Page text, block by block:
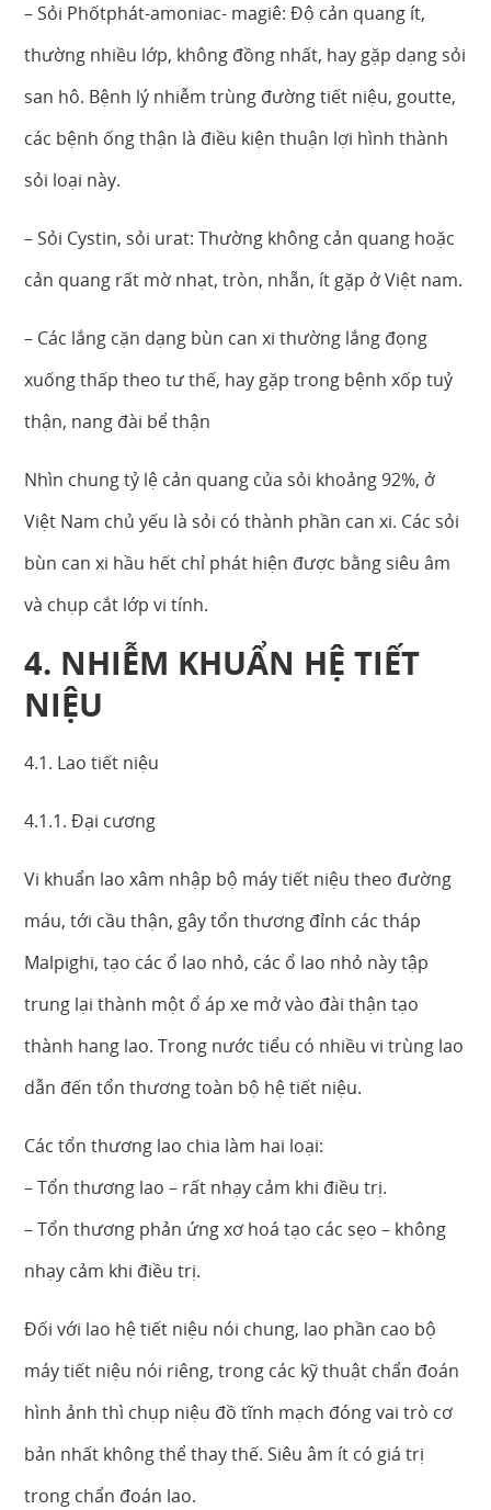
– Sỏi Phốtphát-amoniac- magiê: Độ cản quang ít,
thường nhiều lớp, không đồng nhất, hay gặp dạng sỏi
san hô. Bệnh lý nhiễm trùng đường tiết niệu, goutte,
các bệnh ống thận là điều kiện thuận lợi hình thành
sỏi loại này.
– Sỏi Cystin, sỏi urat: Thường không cản quang hoặc
cản quang rất mờ nhạt, tròn, nhẵn, ít gặp ở Việt nam.
– Các lắng cặn dạng bùn can xi thường lắng đọng
xuống thấp theo tư thế, hay gặp trong bệnh xốp tuỷ
thận, nang đài bể thận
Nhìn chung tỷ lệ cản quang của sỏi khoảng 92%, ở
Việt Nam chủ yếu là sỏi có thành phần can xi. Các sỏi
bùn can xi hầu hết chỉ phát hiện được bằng siêu âm
và chụp cắt lớp vi tính.
4. NHIỄM KHUẨN HỆ TIẾT
NIỆU
4.1. Lao tiết niệu
4.1.1. Đại cương
Vi khuẩn lao xâm nhập bộ máy tiết niệu theo đường
máu, tới cầu thận, gây tổn thương đỉnh các tháp
Malpighi, tạo các ổ lao nhỏ, các ổ lao nhỏ này tập
trung lại thành một ổ áp xe mở vào đài thận tạo
thành hang lao. Trong nước tiểu có nhiều vi trùng lao
dẫn đến tổn thương toàn bộ hệ tiết niệu.
Các tổn thương lao chia làm hai loại:
– Tổn thương lao – rất nhạy cảm khi điều trị.
– Tổn thương phản ứng xơ hoá tạo các sẹo – không
nhạy cảm khi điều trị.
Đối với lao hệ tiết niệu nói chung, lao phần cao bộ
máy tiết niệu nói riêng, trong các kỹ thuật chẩn đoán
hình ảnh thì chụp niệu đồ tĩnh mạch đóng vai trò cơ
bản nhất không thể thay thế. Siêu âm ít có giá trị
trong chẩn đoán lao.